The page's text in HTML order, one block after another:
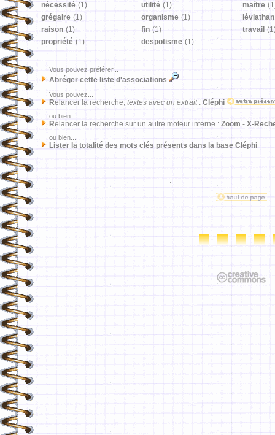
nécessité (1) utilité (1) maître
grégaire (1) organisme (1)
léviathan
raison (1) fin (1) travail
propriété (1) despotisme (1)
Vous pouvez préférer...
Abréger cette liste d'associations
Vous pouvez...
Relancer la recherche, textes avec un extrait: Cléphi
ou bien...
Relancer la recherche sur un autre moteur interne : Zoom - X-
ou bien...
Lister la totalité des mots clés présents dans la base Cléphi